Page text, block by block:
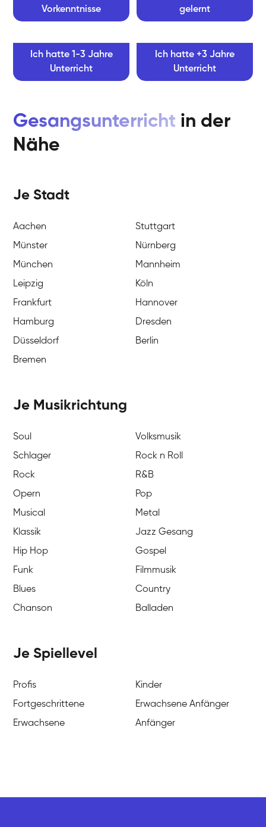
Vorkenntnisse gelernt
Ich hatte 1-3 Jahre
Unterricht
Ich hatte +3 Jahre
Unterricht
Gesangsunterricht in der
Nähe
Je Stadt
Aachen
Stuttgart
Münster
Nürnberg
München
Mannheim
Leipzig
Köln
Frankfurt
Hannover
Hamburg
Dresden
Düsseldorf
Berlin
Bremen
Je Musikrichtung
Soul
Volksmusik
Schlager
Rock n Roll
Rock
R&B
Opern
Pop
Musical
Metal
Klassik
Jazz Gesang
Hip Hop
Gospel
Funk
Filmmusik
Blues
Country
Chanson
Balladen
Je Spiellevel
Profis
Kinder
Fortgeschrittene
Erwachsene Anfänger
Erwachsene
Anfänger